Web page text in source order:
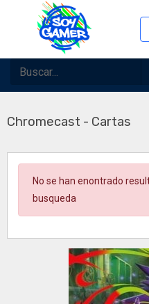
Chromecast - Cartas
No se han enontrado
busqueda